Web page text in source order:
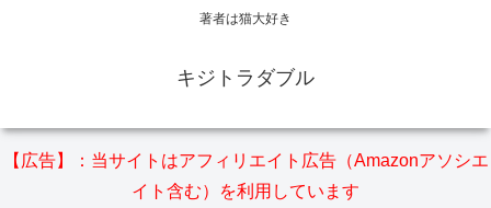
著者は猫大好き
キジトラダブル
【広告】：当サイトはアフィリエイト広告（Amazonアソシエ
イト含む）を利用しています